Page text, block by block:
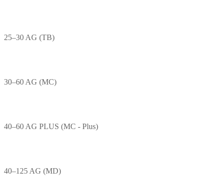
25–30 AG (TB)
30–60 AG (MC)
40–60 AG PLUS (MC - Plus)
40–125 AG (MD)